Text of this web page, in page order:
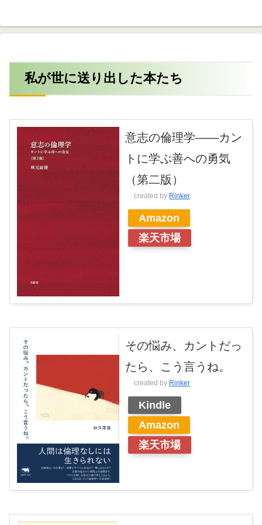
私が世に送り出した本たち
意志の倫理学――カン
トに学ぶ善への勇気
（第二版）
created by Rinker
Amazon
楽天市場
その悩み、カントだっ
たら、こう言うね。
created by Rinker
Kindle
Amazon
楽天市場